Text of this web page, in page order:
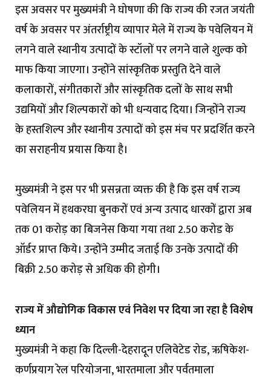
इस अवसर पर मुख्यमंत्री ने घोषणा की कि राज्य की रजत जयंती
वर्ष के अवसर पर अंतर्राष्ट्रीय व्यापार मेले में राज्य के पवेलियन में
लगने वाले स्थानीय उत्पादों के स्टॉलों पर लगने वाले शुल्क को
माफ किया जाएगा। उन्होंने सांस्कृतिक प्रस्तुति देने वाले
कलाकारों, संगीतकारों और सांस्कृतिक दलों के साथ सभी
उद्यमियों और शिल्पकारों को भी धन्यवाद दिया। जिन्होंने राज्य
के हस्तशिल्प और स्थानीय उत्पादों को इस मंच पर प्रदर्शित करने
का सराहनीय प्रयास किया है।
मुख्यमंत्री ने इस पर भी प्रसन्नता व्यक्त की है कि इस वर्ष राज्य
पवेलियन में हथकरघा बुनकरों एवं अन्य उत्पाद धारकों द्वारा अब
तक 01 करोड़ का बिजनेस किया गया तथा 2.50 करोड के
ऑर्डर प्राप्त किये। उन्होंने उम्मीद जताई कि उनके उत्पादों की
बिक्री 2.50 करोड़ से अधिक की होगी।
राज्य में औद्योगिक विकास एवं निवेश पर दिया जा रहा है विशेष
ध्यान
मुख्यमंत्री ने कहा कि दिल्ली-देहरादून एलिवेटेड रोड, ऋषिकेश-
कर्णप्रयाग रेल परियोजना, भारतमाला और पर्वतमाला